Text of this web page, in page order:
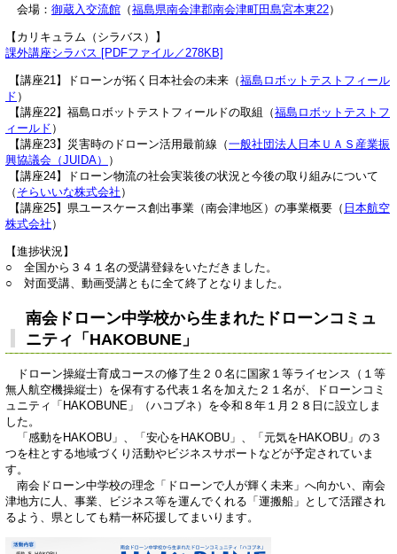
会場： 御蔵入交流館 （福島県南会津郡南会津町田島宮本東22）
【カリキュラム（シラバス）】
課外講座シラバス [PDFファイル／278KB]
【講座21】ドローンが拓く日本社会の未来（福島ロボットテストフィール
ド ）
【講座22】福島ロボットテストフィールドの取組（福島ロボットテストフ
ィールド ）
【講座23】災害時のドローン活用最前線（一般社団法人日本ＵＡＳ産業振
興協議会（JUIDA）
）
【講座24】ドローン物流の社会実装後の状況と今後の取り組みについて
（ そらいいな株式会社 ）
【講座25】県ユースケース創出事業（南会津地区）の事業概要（ 日本航空
株式会社 ）
【進捗状況】
○ 全国から３４１名の受講登録をいただきました。
○ 対面受講、動画受講ともに全て終了となりました。
南会ドローン中学校から生まれたドローンコミュ
ニティ「HAKOBUNE」
ドローン操縦士育成コースの修了生２０名に国家１等ライセンス（１等
無人航空機操縦士）を保有する代表１名を加えた２１名が、ドローンコミ
ュニティ「HAKOBUNE」（ハコブネ）を令和８年１月２８日に設立しま
した。
「感動をHAKOBU」、「安心をHAKOBU」、「元気をHAKOBU」の３
つを柱とする地域づくり活動やビジネスサポートなどが予定されていま
す。
南会ドローン中学校の理念「ドローンで人が輝く未来」へ向かい、南会
津地方に人、事業、ビジネス等を運んでくれる「運搬船」として活躍され
るよう、県としても精一杯応援してまいります。